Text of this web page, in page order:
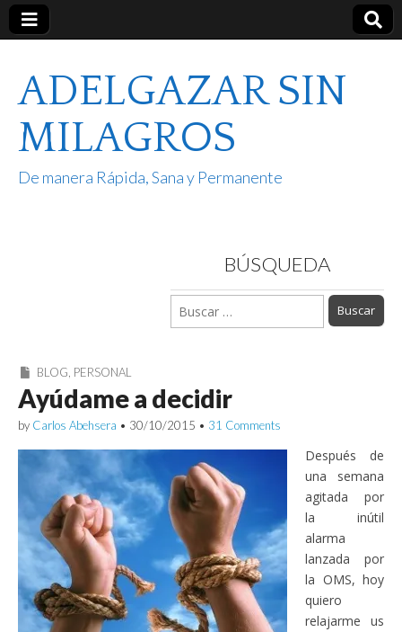
ADELGAZAR SIN
MILAGROS
De manera Rápida, Sana y Permanente
BÚSQUEDA
Buscar:
BLOG, PERSONAL
Ayúdame a decidir
by Carlos Abehsera • 30/10/2015 • 31 Comments
Después de
una semana
agitada por
la inútil
alarma
lanzada por
la OMS, hoy
quiero
relajarme us